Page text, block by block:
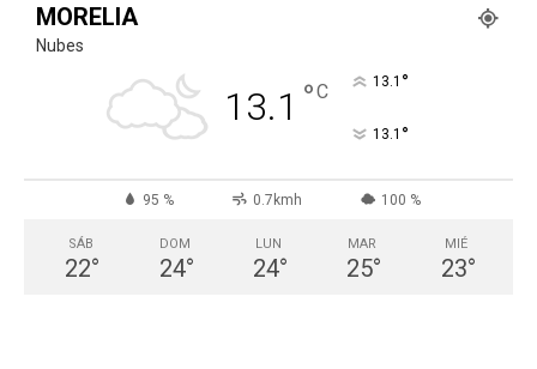
MORELIA
Nubes
13.1 °C 13.1 °
13.1 °
95 % 0.7kmh 100 %
SÁB
22°
DOM
24°
LUN
24°
MAR
25°
MIÉ
23°